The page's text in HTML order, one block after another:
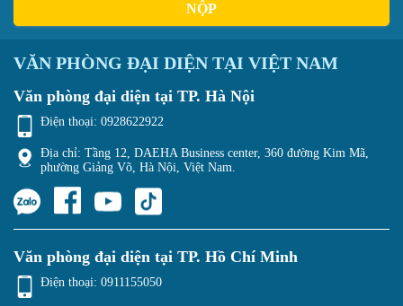
NỘP
VĂN PHÒNG ĐẠI DIỆN TẠI VIỆT NAM
Văn phòng đại diện tại TP. Hà Nội
Điện thoại: 0928622922
Địa chỉ: Tầng 12, DAEHA Business center, 360 đường Kim Mã,
phường Giảng Võ, Hà Nội, Việt Nam.
Văn phòng đại diện tại TP. Hồ Chí Minh
Điện thoại: 0911155050